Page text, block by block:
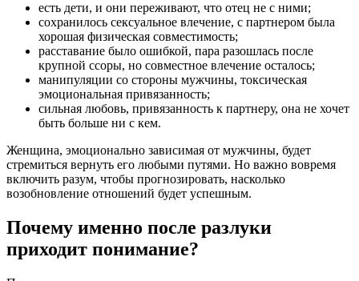
есть дети, и они переживают, что отец не с ними;
сохранилось сексуальное влечение, с партнером была
хорошая физическая совместимость;
расставание было ошибкой, пара разошлась после
крупной ссоры, но совместное влечение осталось;
манипуляции со стороны мужчины, токсическая
эмоциональная привязанность;
сильная любовь, привязанность к партнеру, она не хочет
быть больше ни с кем.
Женщина, эмоционально зависимая от мужчины, будет
стремиться вернуть его любыми путями. Но важно вовремя
включить разум, чтобы прогнозировать, насколько
возобновление отношений будет успешным.
Почему именно после разлуки
приходит понимание?